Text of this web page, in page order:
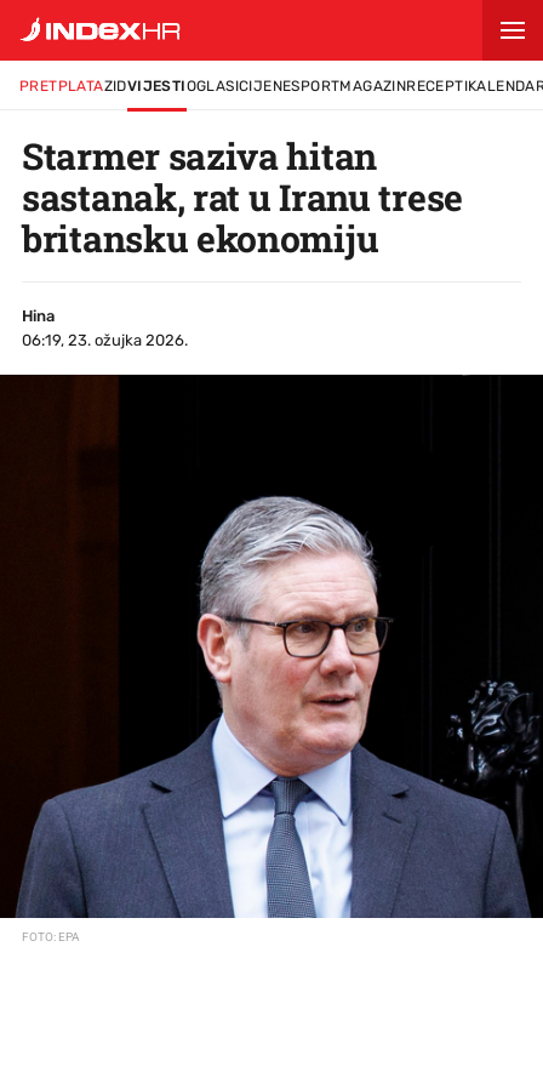
PRETPLATAZIDVIJESTIOGLASICIJENESPORTMAGAZINRECEPTI
Starmer saziva hitan
sastanak, rat u Iranu trese
britansku ekonomiju
Hina
06:19, 23. ožujka 2026.
FOTO: EPA